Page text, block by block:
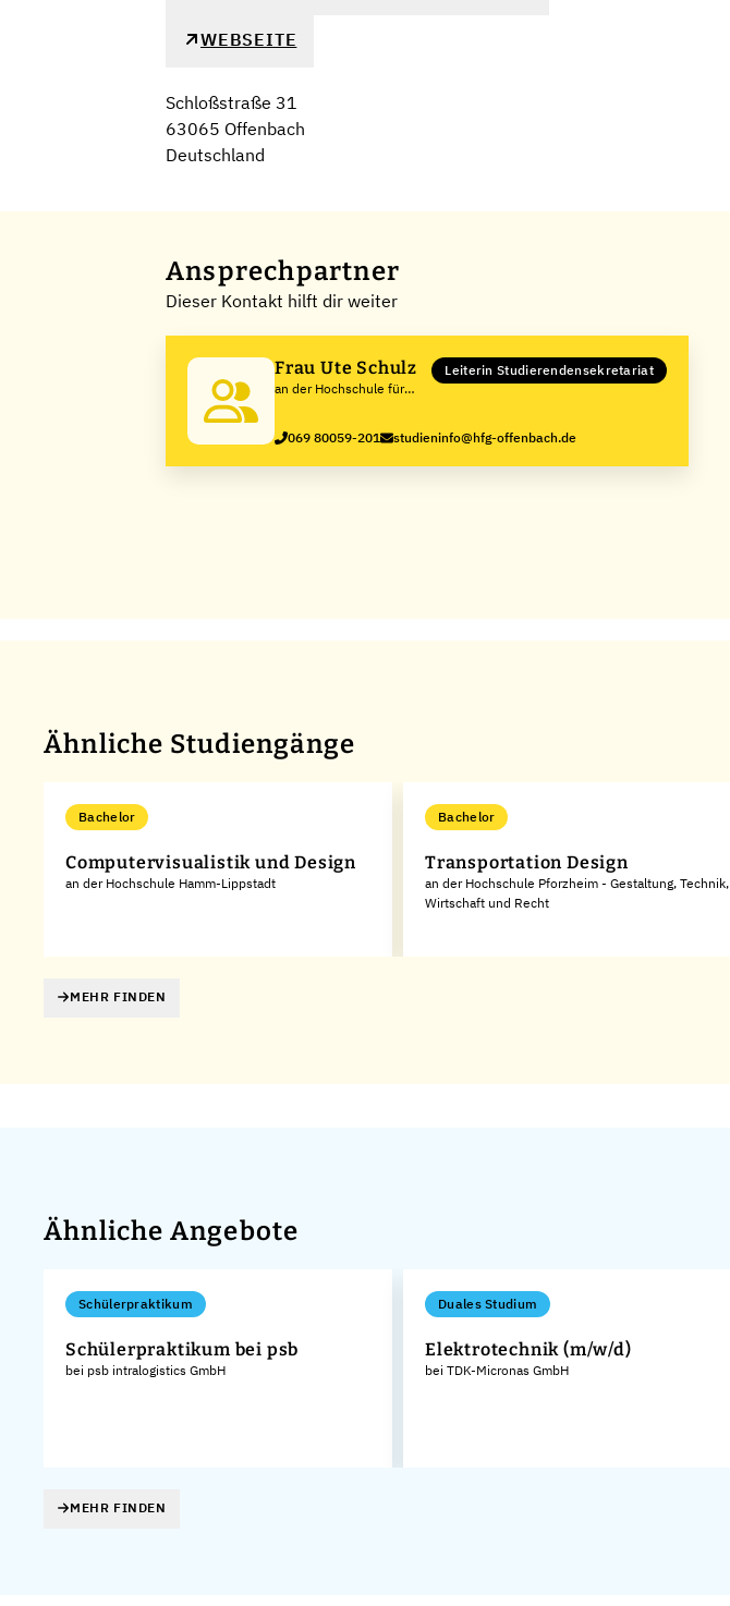
WEBSEITE
Schloßstraße 31
63065 Offenbach
Deutschland
Ansprechpartner
Dieser Kontakt hilft dir weiter
Frau Ute Schulz
an der Hochschule für
Leiterin Studierendensekretariat
069 80059-201 studieninfo@hfg-offenbach.de
Ähnliche Studiengänge
Bachelor
Computervisualistik und Design
an der Hochschule Hamm-Lippstadt
Bachelor
Transportation Design
an der Hochschule Pforzheim - Gestaltung, Technik,
Wirtschaft und Recht
MEHR FINDEN
Ähnliche Angebote
Schülerpraktikum
Schülerpraktikum bei psb
bei psb intralogistics GmbH
Duales Studium
Elektrotechnik (m/w/d)
bei TDK-Micronas GmbH
MEHR FINDEN